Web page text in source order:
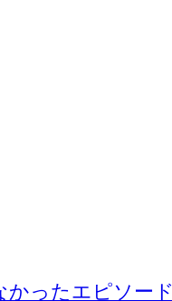
かったエピソード